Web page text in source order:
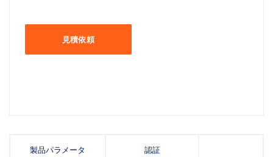
見積依頼
製品パラメータ 認証